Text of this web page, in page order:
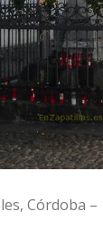
Córdoba –